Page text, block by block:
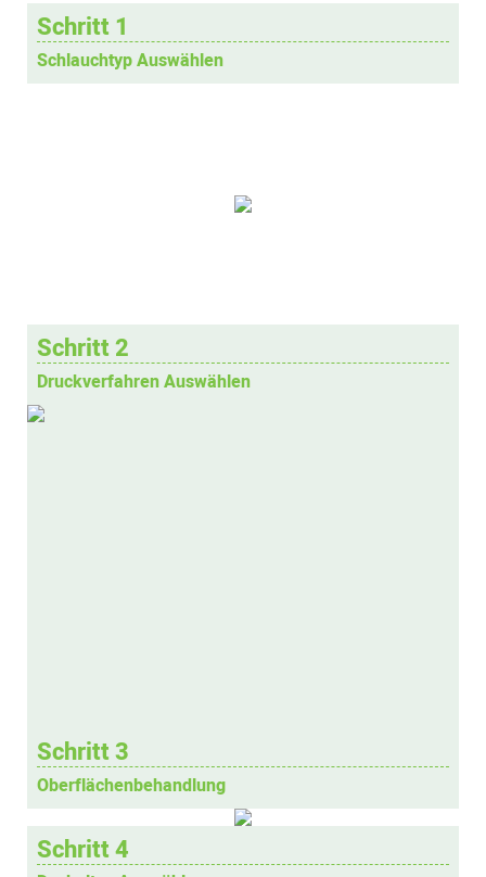
Schritt 1
Schlauchtyp Auswählen
Schritt 2
Druckverfahren Auswählen
Schritt 3
Oberflächenbehandlung
Schritt 4